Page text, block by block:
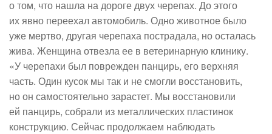
о том, что нашла на дороге двух черепах. До этого
их явно переехал автомобиль. Одно животное было
уже мертво, другая черепаха пострадала, но осталась
жива. Женщина отвезла ее в ветеринарную клинику.
«У черепахи был поврежден панцирь, его верхняя
часть. Один кусок мы так и не смогли восстановить,
но он самостоятельно зарастет. Мы восстановили
ей панцирь, собрали из металлических пластинок
конструкцию. Сейчас продолжаем наблюдать